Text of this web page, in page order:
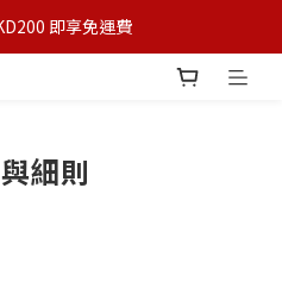
即享免運費
細則